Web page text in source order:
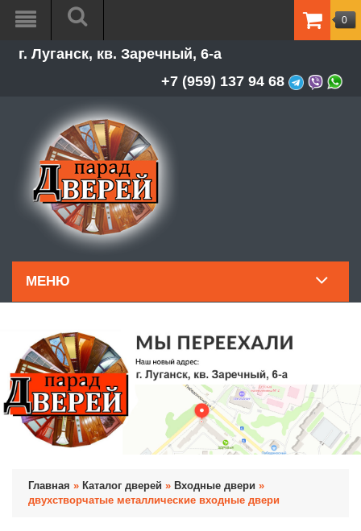
г. Луганск, кв. Заречный, 6-а
+7 (959) 137 94 68
0
МЕНЮ
Главная » Каталог дверей » Входные двери »
двухстворчатые металлические входные двери